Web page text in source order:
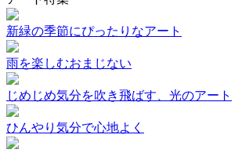
新緑の季節にぴったりなアート
雨を楽しむおまじない
じめじめ気分を吹き飛ばす、光のアート
ひんやり気分で心地よく